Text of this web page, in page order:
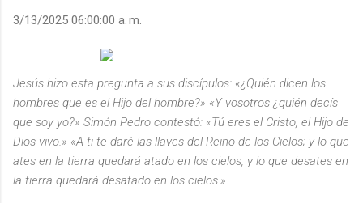
3/13/2025 06:00:00 a. m.
Jesús hizo esta pregunta a sus discípulos: «¿Quién dicen los
hombres que es el Hijo del hombre?» «Y vosotros ¿quién decís
que soy yo?» Simón Pedro contestó: «Tú eres el Cristo, el Hijo de
Dios vivo.» «A ti te daré las llaves del Reino de los Cielos; y lo que
ates en la tierra quedará atado en los cielos, y lo que desates en
la tierra quedará desatado en los cielos.»